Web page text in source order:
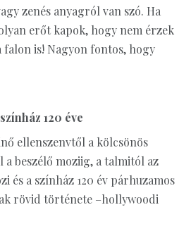
zenés anyagról van szó. Ha
erőt kapok, hogy nem érzek
is! Nagyon fontos, hogy
120 éve
ellenszenvtől a kölcsönös
beszélő moziig, a talmitól az
és a színház 120 év párhuzamos
rövid története –hollywoodi